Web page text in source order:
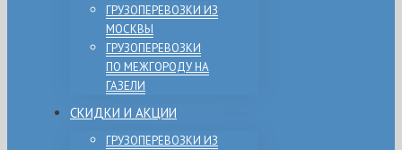
ГРУЗОПЕРЕВОЗКИ ИЗ
МОСКВЫ
ГРУЗОПЕРЕВОЗКИ
ПО МЕЖГОРОДУ НА
ГАЗЕЛИ
СКИДКИ И АКЦИИ
ГРУЗОПЕРЕВОЗКИ ИЗ